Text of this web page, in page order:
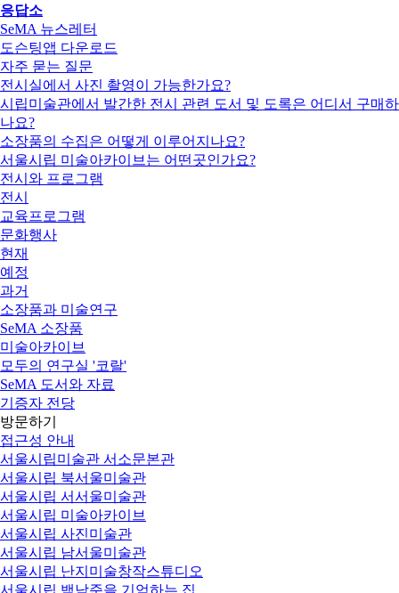
응답소
SeMA 뉴스레터
도슨팅앱 다운로드
자주 묻는 질문
전시실에서 사진 촬영이 가능한가요?
시립미술관에서 발간한 전시 관련 도서 및 도록은 어디서 구매하
나요?
소장품의 수집은 어떻게 이루어지나요?
서울시립 미술아카이브는 어떤곳인가요?
전시와 프로그램
전시
교육프로그램
문화행사
현재
예정
과거
소장품과 미술연구
SeMA 소장품
미술아카이브
모두의 연구실 '코랄'
SeMA 도서와 자료
기증자 전당
방문하기
접근성 안내
서울시립미술관 서소문본관
서울시립 북서울미술관
서울시립 서서울미술관
서울시립 미술아카이브
서울시립 사진미술관
서울시립 남서울미술관
서울시립 난지미술창작스튜디오
서울시립 백남준을 기억하는 집